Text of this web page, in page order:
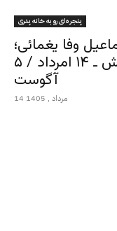
پنجره‌ای رو به خانه پدری
وفا یغمائی؛
جایگاه شاهزاده و آینده جنبش ـ ۱۴ امرداد / ۵
آگوست
14 مرداد , 1405